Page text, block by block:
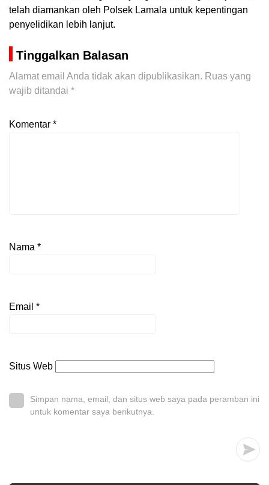
telah diamankan oleh Polsek Lamala untuk kepentingan
penyelidikan lebih lanjut.
Tinggalkan Balasan
Alamat email Anda tidak akan dipublikasikan. Ruas yang
wajib ditandai *
Komentar *
Nama *
Email *
Situs Web
Simpan nama, email, dan situs web saya pada peramban ini
untuk komentar saya berikutnya.